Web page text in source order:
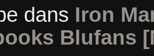
dans Iron
Blufans